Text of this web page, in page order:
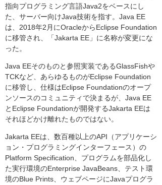
指向プログラミング言語Java2をベースにし
た、サーバー向けJava技術を指す。Java EE
は、2018年2月にOracleからEclipse Foundation
に移管され、「Jakarta EE」に名称が変更にな
った。
Java EEそのものと参照実装であるGlassFishや
TCKなど、あらゆるものがEclipse Foundation
に移管し、仕様はEclipse Foundationのオープ
ンソースのコミュニティで決まるが、Java EE
とEclipse Foundationが開発するJakarta EEは
それほどかけ離れたものではない。
Jakarta EEは、数百種以上のAPI（アプリケーシ
ョン・プログラミングインターフェース）の
Platform Specification、プログラムを部品化し
た実行環境のEnterprise JavaBeans、テスト環
境のBlue Prints、ウェブページにJavaプログラ